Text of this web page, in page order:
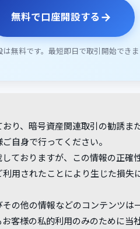
無料で口座開設する →
は無料です。最短即日で取引開始できま
り、暗号資産関連取引の勧誘ま
自身で行ってください。
ておりますが、この情報の正確
用されたことにより生じた損失
の他の情報などのコンテンツは
客様の私的利用のみのために当